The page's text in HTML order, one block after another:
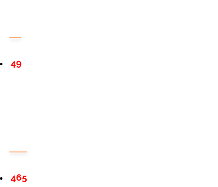
49
465